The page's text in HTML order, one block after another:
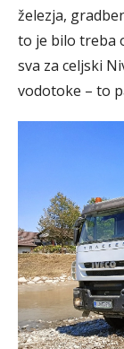
železja,
to je bilo treba
sva za celjski
vodotoke – to